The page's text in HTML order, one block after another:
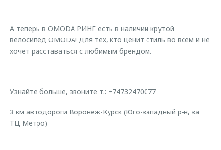
А теперь в OMODA РИНГ есть в наличии крутой
велосипед OMODA! Для тех, кто ценит стиль во всем и не
хочет расставаться с любимым брендом.
Узнайте больше, звоните т.: +74732470077
3 км автодороги Воронеж-Курск (Юго-западный р-н, за
ТЦ Метро)